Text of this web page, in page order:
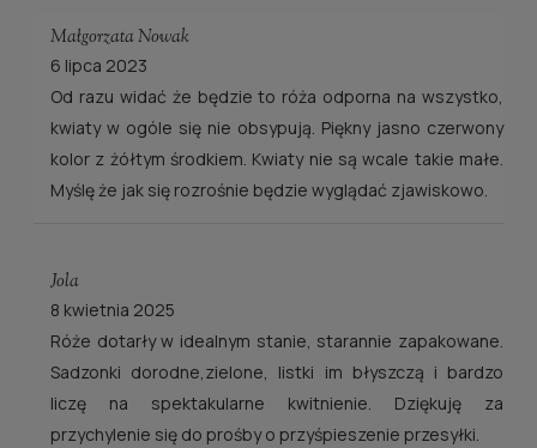
Małgorzata Nowak
6 lipca 2023
Od razu widać że będzie to róża odporna na wszystko,
kwiaty w ogóle się nie obsypują. Piękny jasno czerwony
kolor z żółtym środkiem. Kwiaty nie są wcale takie małe.
Myślę że jak się rozrośnie będzie wyglądać zjawiskowo.
Jola
8 kwietnia 2025
Róże dotarły w idealnym stanie, starannie zapakowane.
Sadzonki dorodne,zielone, listki im błyszczą i bardzo
liczę na spektakularne kwitnienie. Dziękuję za
przychylenie się do prośby o przyśpieszenie przesyłki.